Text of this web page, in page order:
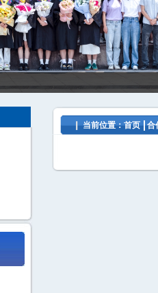
当前位置：首页 合